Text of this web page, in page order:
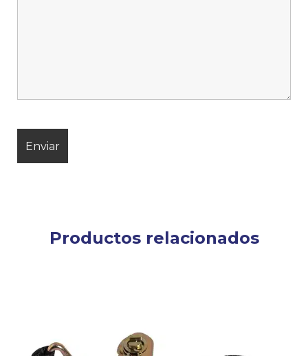
Productos relacionados